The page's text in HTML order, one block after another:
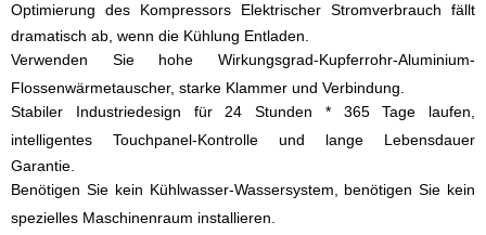
Optimierung des Kompressors Elektrischer Stromverbrauch fällt
dramatisch ab, wenn die Kühlung Entladen.
Verwenden Sie hohe Wirkungsgrad-Kupferrohr-Aluminium-
Flossenwärmetauscher, starke Klammer und Verbindung.
Stabiler Industriedesign für 24 Stunden * 365 Tage laufen,
intelligentes Touchpanel-Kontrolle und lange Lebensdauer
Garantie.
Benötigen Sie kein Kühlwasser-Wassersystem, benötigen Sie kein
spezielles Maschinenraum installieren.